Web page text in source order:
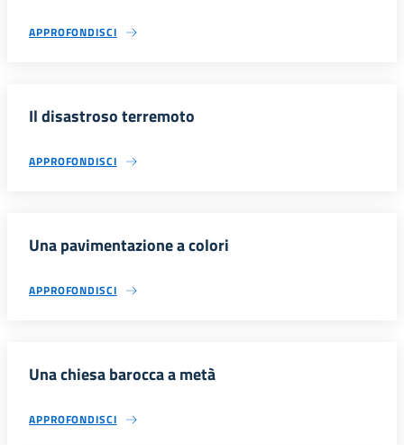
APPROFONDISCI
Il disastroso terremoto
APPROFONDISCI
Una pavimentazione a colori
APPROFONDISCI
Una chiesa barocca a metà
APPROFONDISCI